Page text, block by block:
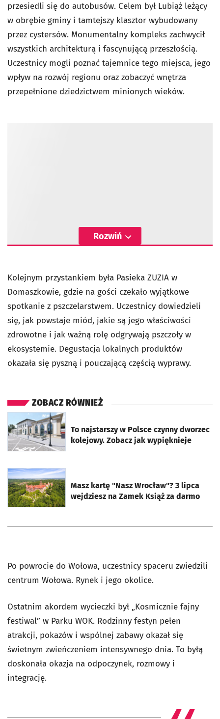
przesiedli się do autobusów. Celem był Lubiąż leżący
w obrębie gminy i tamtejszy klasztor wybudowany
przez cystersów. Monumentalny kompleks zachwycił
wszystkich architekturą i fascynującą przeszłością.
Uczestnicy mogli poznać tajemnice tego miejsca, jego
wpływ na rozwój regionu oraz zobaczyć wnętrza
przepełnione dziedzictwem minionych wieków.
Rozwiń
Kolejnym przystankiem była Pasieka ZUZIA w
Domaszkowie, gdzie na gości czekało wyjątkowe
spotkanie z pszczelarstwem. Uczestnicy dowiedzieli
się, jak powstaje miód, jakie są jego właściwości
zdrowotne i jak ważną rolę odgrywają pszczoły w
ekosystemie. Degustacja lokalnych produktów
okazała się pyszną i pouczającą częścią wyprawy.
ZOBACZ RÓWNIEŻ
To najstarszy w Polsce czynny dworzec
kolejowy. Zobacz jak wypięknieje
otworzy się w nowej karcie
Masz kartę "Nasz Wrocław"? 3 lipca
wejdziesz na Zamek Książ za darmo
otworzy się w nowej karcie
Po powrocie do Wołowa, uczestnicy spaceru zwiedzili
centrum Wołowa. Rynek i jego okolice.
Ostatnim akordem wycieczki był „Kosmicznie fajny
festiwal” w Parku WOK. Rodzinny festyn pełen
atrakcji, pokazów i wspólnej zabawy okazał się
świetnym zwieńczeniem intensywnego dnia. To byłą
doskonała okazja na odpoczynek, rozmowy i
integrację.